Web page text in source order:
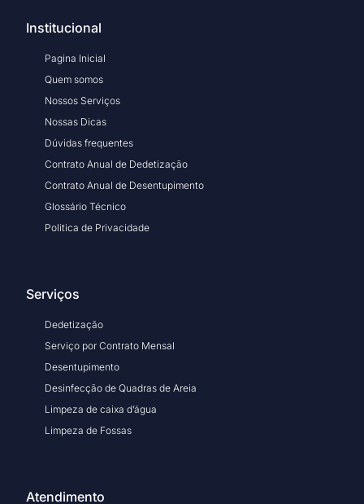
Institucional
Pagina Inicial
Quem somos
Nossos Serviços
Nossas Dicas
Dúvidas frequentes
Contrato Anual de Dedetização
Contrato Anual de Desentupimento
Glossário Técnico
Politica de Privacidade
Serviços
Dedetização
Serviço por Contrato Mensal
Desentupimento
Desinfecção de Quadras de Areia
Limpeza de caixa d’água
Limpeza de Fossas
Atendimento